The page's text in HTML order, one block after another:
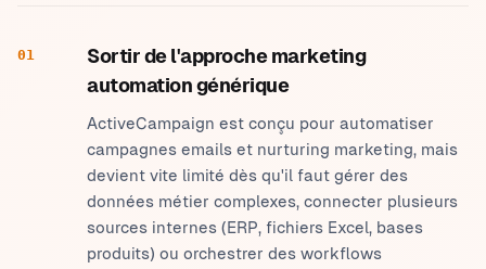
01
Sortir de l'approche marketing
automation générique
ActiveCampaign est conçu pour automatiser
campagnes emails et nurturing marketing, mais
devient vite limité dès qu'il faut gérer des
données métier complexes, connecter plusieurs
sources internes (ERP, fichiers Excel, bases
produits) ou orchestrer des workflows